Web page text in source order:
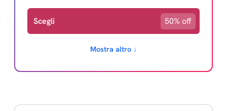
Scegli 50% off
Mostra altro ↓